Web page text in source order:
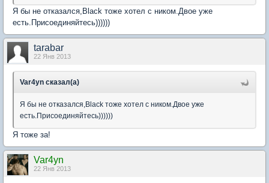
Я бы не отказался,Black тоже хотел с ником.Двое уже
есть.Присоединяйтесь))))))
tarabar
22 Янв 2013
Var4yn сказал(а)
Я бы не отказался,Black тоже хотел с ником.Двое уже
есть.Присоединяйтесь))))))
Я тоже за!
Var4yn
22 Янв 2013